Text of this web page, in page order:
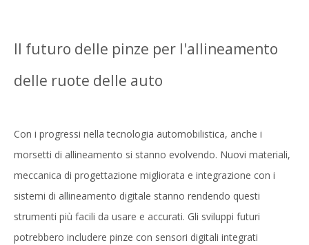
Il futuro delle pinze per l'allineamento
delle ruote delle auto
Con i progressi nella tecnologia automobilistica, anche i
morsetti di allineamento si stanno evolvendo. Nuovi materiali,
meccanica di progettazione migliorata e integrazione con i
sistemi di allineamento digitale stanno rendendo questi
strumenti più facili da usare e accurati. Gli sviluppi futuri
potrebbero includere pinze con sensori digitali integrati